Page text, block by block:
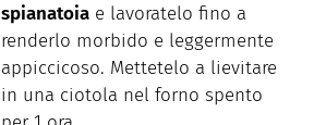
spianatoia e lavoratelo fino a
renderlo morbido e leggermente
appiccicoso. Mettetelo a lievitare
in una ciotola nel forno spento